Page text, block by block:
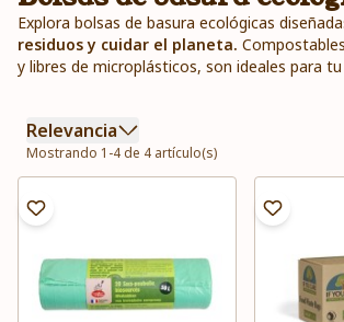
Explora bolsas de basura ecológicas
residuos y cuidar el planeta.
y libres de microplásticos, son ideales para
Relevancia
Mostrando 1-4 de 4 artículo(s)